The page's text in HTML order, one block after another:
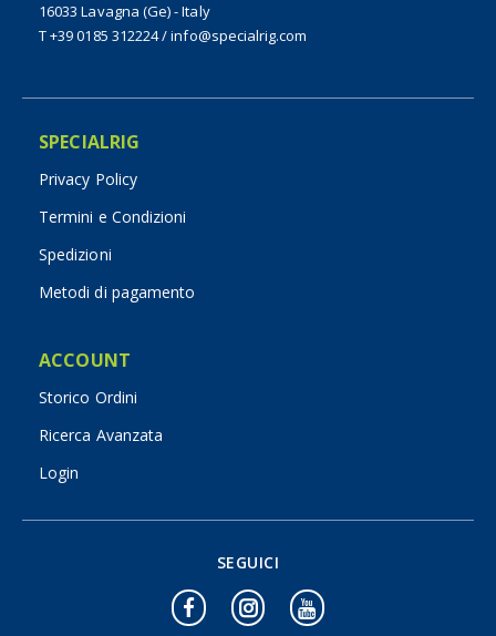
16033 Lavagna (Ge) - Italy
T +39 0185 312224/info@specialrig.com
SPECIALRIG
Privacy Policy
Termini e Condizioni
Spedizioni
Metodi di pagamento
ACCOUNT
Storico Ordini
Ricerca Avanzata
Login
SEGUICI